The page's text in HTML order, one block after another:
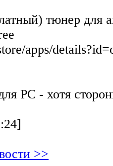
тюнер для
apps/
РС - хотя
>>